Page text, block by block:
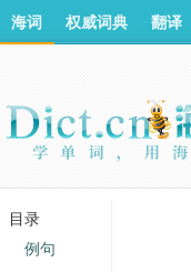
海词 权威词典 翻译
目录
例句